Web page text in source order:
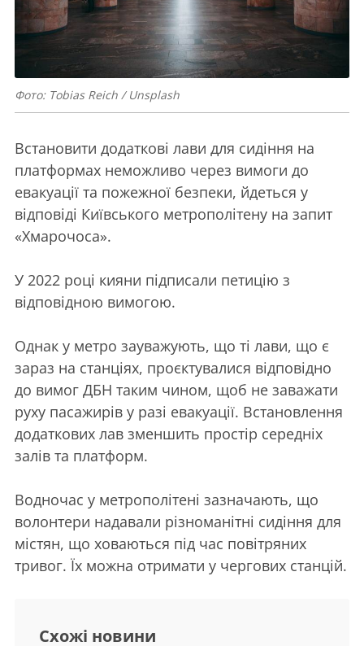
Фото: Tobias Reich / Unsplash
Встановити додаткові лави для сидіння на
платформах неможливо через вимоги до
евакуації та пожежної безпеки, йдеться у
відповіді Київського метрополітену на запит
«Хмарочоса».
У 2022 році кияни підписали петицію з
відповідною вимогою.
Однак у метро зауважують, що ті лави, що є
зараз на станціях, проєктувалися відповідно
до вимог ДБН таким чином, щоб не заважати
руху пасажирів у разі евакуації. Встановлення
додаткових лав зменшить простір середніх
залів та платформ.
Водночас у метрополітені зазначають, що
волонтери надавали різноманітні сидіння для
містян, що ховаються під час повітряних
тривог. Їх можна отримати у чергових станцій.
Схожі новини